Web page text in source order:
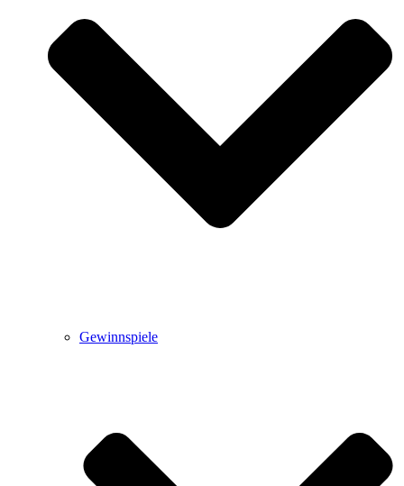
Gewinnspiele